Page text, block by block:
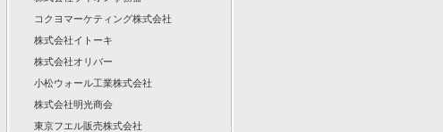
コクヨマーケティング株式会社
株式会社イトーキ
株式会社オリバー
小松ウォール工業株式会社
株式会社明光商会
東京フエル販売株式会社